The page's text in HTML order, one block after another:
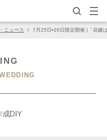
ニュース / 7月25日•26日限定開催 |「花嫁
成DIY